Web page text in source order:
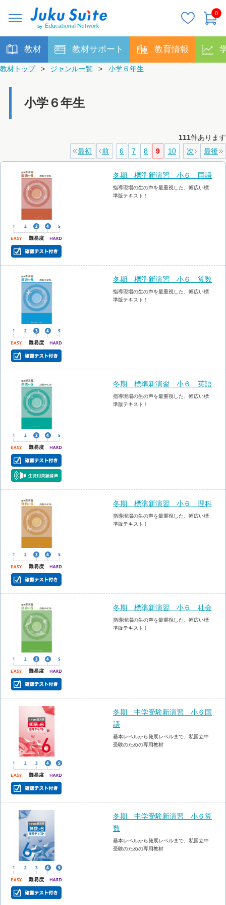
0
教材 教材サポート 教育情報
教材トップ > ジャンル一覧 > 小学６年生
小学６年生
111件あります
最初
前 6 7 8 9 10 次 最後
冬期 標準新演習 小６ 国語
指導現場の生の声を最重視した、幅広い標
準版テキスト！
冬期 標準新演習 小６ 算数
指導現場の生の声を最重視した、幅広い標
準版テキスト！
冬期 標準新演習 小６ 英語
指導現場の生の声を最重視した、幅広い標
準版テキスト！
冬期 標準新演習 小６ 理科
指導現場の生の声を最重視した、幅広い標
準版テキスト！
冬期 標準新演習 小６ 社会
指導現場の生の声を最重視した、幅広い標
準版テキスト！
冬期 中学受験新演習 小６国
語
基本レベルから発展レベルまで、私国立中
受験のための専用教材
冬期 中学受験新演習 小６算
数
基本レベルから発展レベルまで、私国立中
受験のための専用教材